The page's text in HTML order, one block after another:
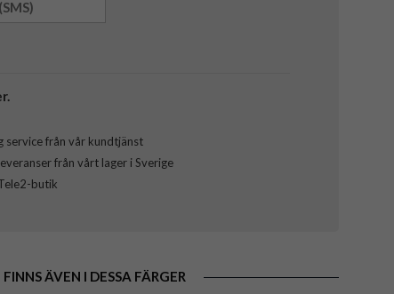
service från vår kundtjänst
från vårt lager i Sverige
butik
FINNS ÄVEN I DESSA FÄRGER